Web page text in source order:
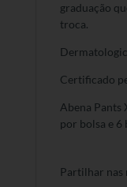
graduação
troca.
Certificado
Abena Pants
por bolsa e 6
Partilhar nas